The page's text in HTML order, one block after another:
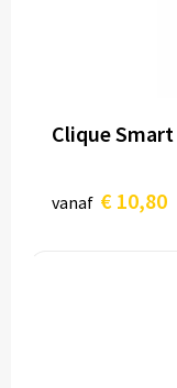
Clique
vanaf € 10,80